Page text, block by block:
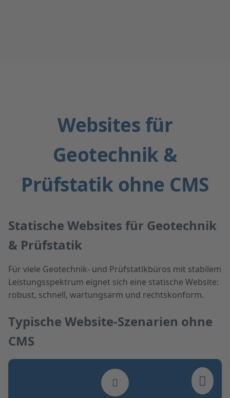
Websites für
Geotechnik &
Prüfstatik ohne CMS
Statische Websites für Geotechnik
& Prüfstatik
Für viele Geotechnik- und Prüfstatikbüros mit stabilem
Leistungsspektrum eignet sich eine statische Website:
robust, schnell, wartungsarm und rechtskonform.
Typische Website-Szenarien ohne
CMS